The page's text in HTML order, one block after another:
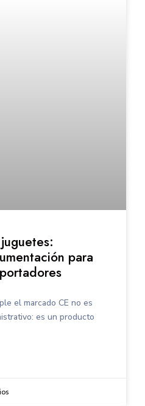
para
el marcado CE no es
es un producto